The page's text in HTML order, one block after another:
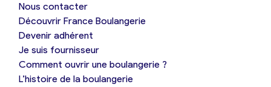
Je suis boulanger
Je découvre France Boulangerie
Mes tarifs
Nous contacter
Découvrir France Boulangerie
Devenir adhérent
Je suis fournisseur
Comment ouvrir une boulangerie ?
L’histoire de la boulangerie